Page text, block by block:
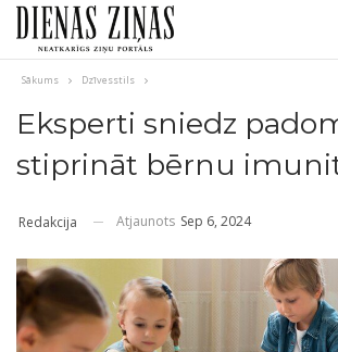
Sākums Dzīvesstils
Eksperti sniedz
stiprināt bērnu
Redakcija Atjaunots Sep 6, 2024